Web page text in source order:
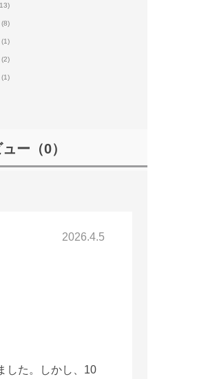
(8)
(1)
(2)
(1)
ー （0）
2026.4.5
した。しかし、10